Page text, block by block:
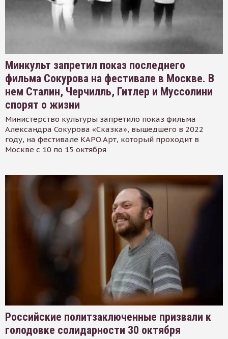
Минкульт запретил показ последнего
фильма Сокурова на фестивале в Москве. В
нем Сталин, Черчилль, Гитлер и Муссолини
спорят о жизни
Министерство культуры запретило показ фильма
Александра Сокурова «Сказка», вышедшего в 2022
году, на фестивале КАРО.Арт, который проходит в
Москве с 10 по 15 октября
Российские политзаключенные призвали к
голодовке солидарности 30 октября